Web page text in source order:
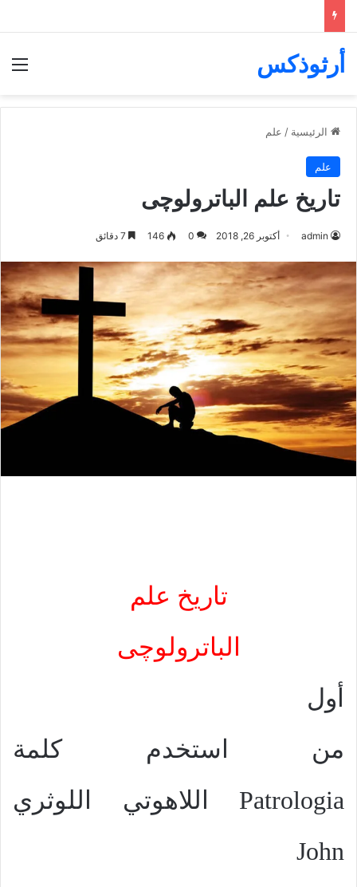
أرثوذكس
الرئيسية / علم
علم
تاريخ علم الباترولوچى
admin أكتوبر 26, 2018 0
146
تاريخ علم
الباترولوچى
أول
من استخدم كلمة
Patrologia اللاهوتي اللوثري
John